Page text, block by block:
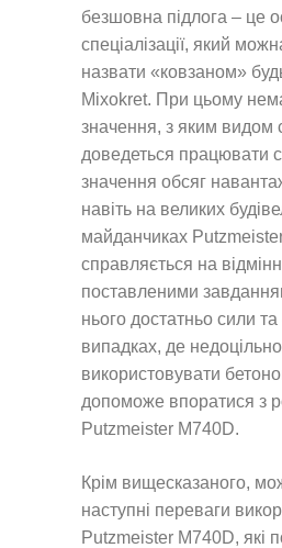
безшовна підлога – це
спеціалізації, який
назвати «ковзаном»
Mixokret. При цьому
значення, з яким видом
доведеться працювати
значення обсяг
навіть на великих
майданчиках
справляється на
поставленими
нього достатньо сили та
випадках, де
використовувати
допоможе впоратися з
Putzmeister M740D.
Крім вищесказаного,
наступні переваги
Putzmeister M740D, які